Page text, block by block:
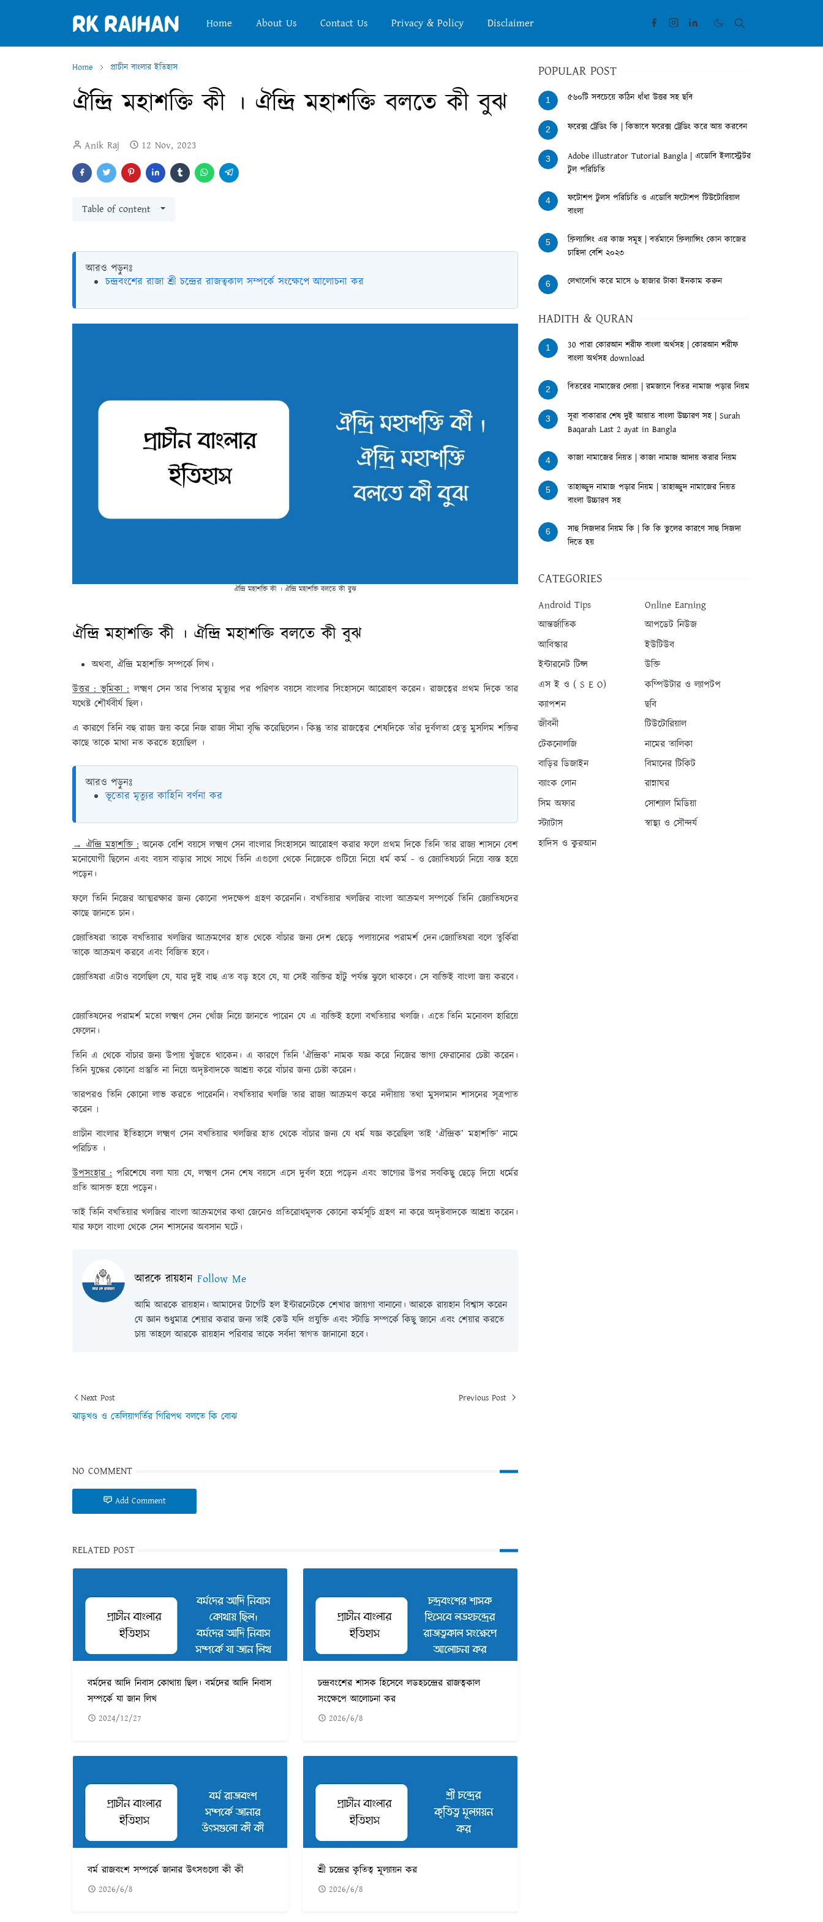
Home About Us Contact Us Privacy & Policy Disclaimer
Home প্রাচীন বাংলার ইতিহাস
ঐন্দ্রি মহাশক্তি কী । ঐন্দ্রি মহাশক্তি বলতে কী বুঝ
Anik Raj 12 Nov, 2023
Table of content
আরও পড়ুনঃ
চন্দ্রবংশের রাজা শ্রী চন্দ্রের রাজত্বকাল সম্পর্কে সংক্ষেপে আলোচনা কর
ঐন্দ্রি মহাশক্তি কী । ঐন্দ্রি মহাশক্তি বলতে কী বুঝ
ঐন্দ্রি মহাশক্তি কী । ঐন্দ্রি মহাশক্তি বলতে কী বুঝ
অথবা, ঐন্দ্রি মহাশক্তি সম্পর্কে লিখ।
উত্তর : ভূমিকা :লক্ষ্মণ সেন তার পিতার মৃত্যুর পর পরিণত বয়সে বাংলার সিংহাসনে আরোহণ করেন। রাজত্বের প্রথম দিকে তার
যথেষ্ট শৌর্যবীর্য ছিল।
এ কারণে তিনি বহু রাজ্য জয় করে নিজ রাজ্য সীমা বৃদ্ধি করেছিলেন। কিন্তু তার রাজত্বের শেষদিকে তাঁর দুর্বলতা হেতু মুসলিম শক্তির
কাছে তাকে মাথা নত করতে হয়েছিল ।
আরও পড়ুনঃ
ভূতোর মৃত্যুর কাহিনি বর্ণনা কর
→ ঐন্দ্রি মহাশক্তি : অনেক বেশি বয়সে লক্ষ্মণ সেন বাংলার সিংহাসনে আরোহণ করার ফলে প্রথম দিকে তিনি তার রাজ্য শাসনে বেশ
মনোযোগী ছিলেন এবং বয়স বাড়ার সাথে সাথে তিনি এগুলো থেকে নিজেকে গুটিয়ে নিয়ে ধর্ম কর্ম - ও জ্যোতিষচর্চা নিয়ে ব্যস্ত হয়ে
পড়েন।
ফলে তিনি নিজের আত্মরক্ষার জন্য কোনো পদক্ষেপ গ্রহণ করেননি। বখতিয়ার খলজির বাংলা আক্রমণ সম্পর্কে তিনি জ্যোতিষদের
কাছে জানতে চান।
জ্যোতিষরা তাকে বখতিয়ার খলজির আক্রমণের হাত থেকে বাঁচার জন্য দেশ ছেড়ে পলায়নের পরামর্শ দেন।জ্যোতিষরা বলে তুর্কিরা
তাকে আক্রমণ করবে এবং বিজিত হবে।
জ্যোতিষরা এটাও বলেছিল যে, যার দুই বাহু এত বড় হবে যে, যা সেই ব্যক্তির হাঁটু পর্যন্ত ঝুলে থাকবে। সে ব্যক্তিই বাংলা জয় করবে।
জ্যোতিষদের পরামর্শ মতো লক্ষ্মণ সেন খোঁজ নিয়ে জানতে পারেন যে এ ব্যক্তিই হলো বখতিয়ার খলজি। এতে তিনি মনোবল হারিয়ে
ফেলেন।
তিনি এ থেকে বাঁচার জন্য উপায় খুঁজতে থাকেন। এ কারণে তিনি 'ঐন্দ্রিক' নামক যজ্ঞ করে নিজের ভাগ্য ফেরানোর চেষ্টা করেন।
তিনি যুদ্ধের কোনো প্রস্তুতি না নিয়ে অদৃষ্টবাদকে আশ্রয় করে বাঁচার জন্য চেষ্টা করেন।
তারপরও তিনি কোনো লাভ করতে পারেননি। বখতিয়ার খলজি তার রাজ্য আক্রমণ করে নদীয়ায় তথা মুসলমান শাসনের সূত্রপাত
করেন ৷
প্রাচীন বাংলার ইতিহাসে লক্ষ্মণ সেন বখতিয়ার খলজির হাত থেকে বাঁচার জন্য যে ধর্ম যজ্ঞ করেছিল তাই ‘ঐন্দ্ৰিক’ মহাশক্তি’ নামে
পরিচিত ।
উপসংহার : পরিশেষে বলা যায় যে, লক্ষ্মণ সেন শেষ বয়সে এসে দুর্বল হয়ে পড়েন এবং ভাগ্যের উপর সবকিছু ছেড়ে দিয়ে ধর্মের
প্রতি আসক্ত হয়ে পড়েন।
তাই তিনি বখতিয়ার খলজির বাংলা আক্রমণের কথা জেনেও প্রতিরোধমূলক কোনো কর্মসূচি গ্রহণ না করে অদৃষ্টবাদকে আশ্রয় করেন।
যার ফলে বাংলা থেকে সেন শাসনের অবসান ঘটে।
আরকে রায়হান Follow Me
আমি আরকে রায়হান। আমাদের টার্গেট হল ইন্টারনেটকে শেখার জায়গা বানানো। আরকে রায়হান বিশ্বাস করেন
যে জ্ঞান শুধুমাত্র শেয়ার করার জন্য তাই কেউ যদি প্রযুক্তি এবং স্টাডি সম্পর্কে কিছু জানে এবং শেয়ার করতে
চায় তাহলে আরকে রায়হান পরিবার তাকে সর্বদা স্বাগত জানানো হবে।
Next Post
ঝাড়খণ্ড ও তেলিয়াগর্তির গিরিপথ বলতে কি বোঝ
Previous Post
NO COMMENT
Add Comment
RELATED POST
বর্মদের আদি নিবাস কোথায় ছিল। বর্মদের আদি নিবাস
সম্পর্কে যা জান লিখ
2024/12/27
চন্দ্রবংশের শাসক হিসেবে লডহচন্দ্রের রাজত্বকাল
সংক্ষেপে আলোচনা কর
2026/6/8
বর্ম রাজবংশ সম্পর্কে জানার উৎসগুলো কী কী
2026/6/8
শ্রী চন্দ্রের কৃতিত্ব মূল্যায়ন কর
2026/6/8
POPULAR POST
1 ৫৬০টি সবচেয়ে কঠিন ধাঁধা উত্তর সহ ছবি
2 ফরেক্স ট্রেডিং কি | কিভাবে ফরেক্স ট্রেডিং করে আয় করবেন
3
Adobe illustrator Tutorial Bangla | এডোবি ইলাস্ট্রেটর
টুল পরিচিতি
4
ফটোশপ টুলস পরিচিতি ও এডোবি ফটোশপ টিউটোরিয়াল
বাংলা
5
ফ্রিল্যান্সিং এর কাজ সমূহ | বর্তমানে ফ্রিল্যান্সিং কোন কাজের
চাহিদা বেশি ২০২৩
6 লেখালেখি করে মাসে ৬ হাজার টাকা ইনকাম করুন
HADITH & QURAN
1
30 পারা কোরআন শরীফ বাংলা অর্থসহ | কোরআন শরীফ
বাংলা অর্থসহ download
2 বিতরের নামাজের দোয়া | রমজানে বিতর নামাজ পড়ার নিয়ম
3
সূরা বাকারার শেষ দুই আয়াত বাংলা উচ্চারণ সহ | Surah
Baqarah Last 2 ayat in Bangla
4 কাজা নামাজের নিয়ত | কাজা নামাজ আদায় করার নিয়ম
5
তাহাজ্জুদ নামাজ পড়ার নিয়ম | তাহাজ্জুদ নামাজের নিয়ত
বাংলা উচ্চারণ সহ
6
সাহু সিজদার নিয়ম কি | কি কি ভুলের কারণে সাহু সিজদা
দিতে হয়
CATEGORIES
Android Tips
Online Earning
আন্তর্জাতিক
আপডেট নিউজ
আবিস্কার
ইউটিউব
ইন্টারনেট টিপ্স
উক্তি
এস ই ও ( S E O)
কম্পিউটার ও ল্যাপটপ
ক্যাপশন
ছবি
জীবনী
টিউটোরিয়াল
টেকনোলজি
নামের তালিকা
বাড়ির ডিজাইন
বিমানের টিকিট
ব্যাংক লোন
রান্নাঘর
সিম অফার
সোশ্যাল মিডিয়া
স্ট্যাটাস
স্বাস্থ্য ও সৌন্দর্য
হাদিস ও কুরআন